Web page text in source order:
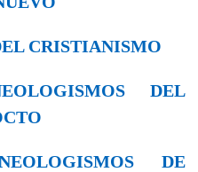
CRISTIANISMO
DEL
DE